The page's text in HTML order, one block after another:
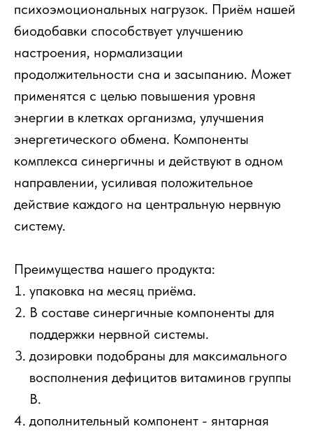
психоэмоциональных нагрузок. Приём нашей
биодобавки способствует улучшению
настроения, нормализации
продолжительности сна и засыпанию. Может
применятся с целью повышения уровня
энергии в клетках организма, улучшения
энергетического обмена. Компоненты
комплекса синергичны и действуют в одном
направлении, усиливая положительное
действие каждого на центральную нервную
систему.
Преимущества нашего продукта:
упаковка на месяц приёма.
В составе синергичные компоненты для
поддержки нервной системы.
дозировки подобраны для максимального
восполнения дефицитов витаминов группы
В.
дополнительный компонент - янтарная